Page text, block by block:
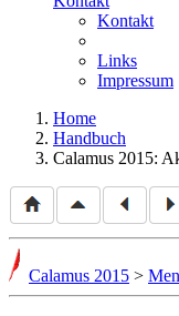
Kontakt
Links
Impressum
Home
Handbuch
Calamus 2015:
Calamus 2015 >